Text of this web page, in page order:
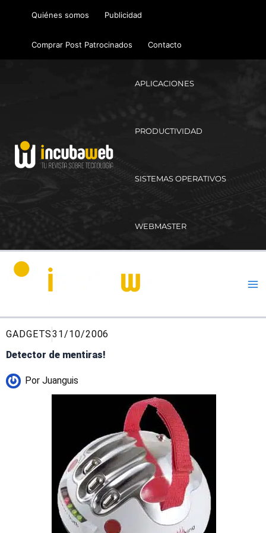
Quiénes somos Publicidad
Comprar Post Patrocinados Contacto
APLICACIONES
PRODUCTIVIDAD
SISTEMAS OPERATIVOS
WEBMASTER
GADGETS31/10/2006
Detector de mentiras!
Por Juanguis